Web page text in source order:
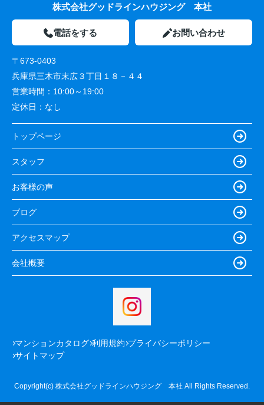
株式会社グッドラインハウジング 本社
電話をする お問い合わせ
〒673-0403
兵庫県三木市末広３丁目１８－４４
営業時間： 10:00～19:00
定休日： なし
トップページ
スタッフ
お客様の声
ブログ
アクセスマップ
会社概要
マンションカタログ 利用規約 プライバシーポリシー
サイトマップ
Copyright(c) 株式会社グッドラインハウジング 本社 All Rights Reserved.